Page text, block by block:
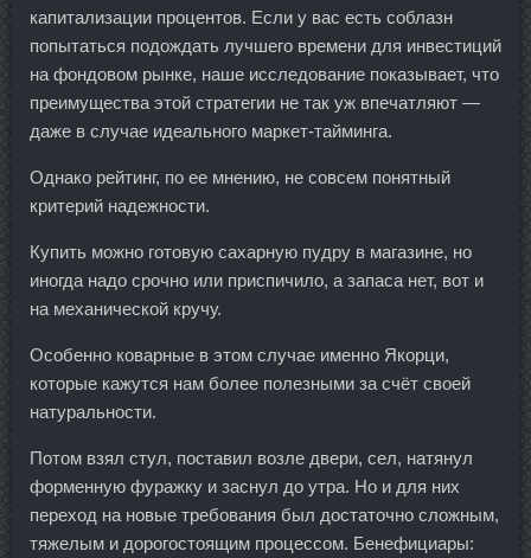
капитализации процентов. Если у вас есть соблазн
попытаться подождать лучшего времени для инвестиций
на фондовом рынке, наше исследование показывает, что
преимущества этой стратегии не так уж впечатляют —
даже в случае идеального маркет-тайминга.
Однако рейтинг, по ее мнению, не совсем понятный
критерий надежности.
Купить можно готовую сахарную пудру в магазине, но
иногда надо срочно или приспичило, а запаса нет, вот и
на механической кручу.
Особенно коварные в этом случае именно Якорци,
которые кажутся нам более полезными за счёт своей
натуральности.
Потом взял стул, поставил возле двери, сел, натянул
форменную фуражку и заснул до утра. Но и для них
переход на новые требования был достаточно сложным,
тяжелым и дорогостоящим процессом. Бенефициары: